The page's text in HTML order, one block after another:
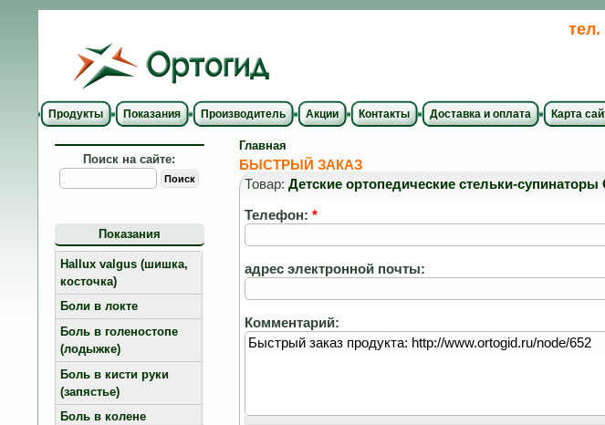
Продукты Показания Производитель Акции Контакты Доставка и оплата Карта
Поиск на сайте:
Показания
Hallux valgus (шишка,
косточка)
Боли в локте
Боль в голеностопе
(лодыжке)
Боль в кисти руки
(запястье)
Боль в колене
Главная
БЫСТРЫЙ ЗАКАЗ
Товар: Детские ортопедические стельки-супинаторы
Телефон: *
адрес электронной почты:
Комментарий: